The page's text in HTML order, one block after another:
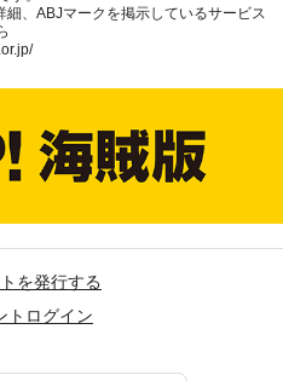
細、ABJマークを掲示しているサービス
を発行する
トログイン